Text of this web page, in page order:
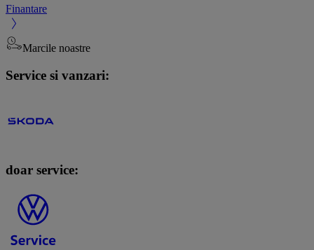
Finantare
Marcile noastre
Service si vanzari:
doar service: